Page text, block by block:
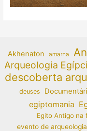
Akhenaton amarna
Arqueologia
descoberta
deuses
egiptomania
Egito Antigo na
evento de arqueologia